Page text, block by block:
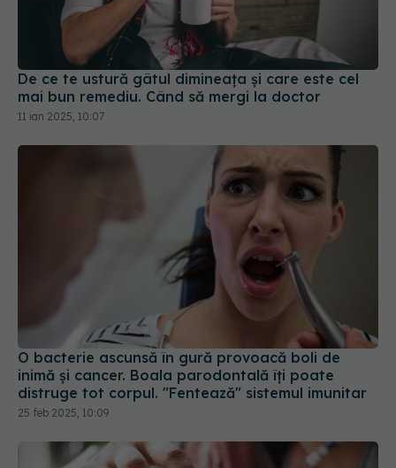
De ce te ustură gâtul dimineața și care este cel
mai bun remediu. Când să mergi la doctor
11 ian 2025, 10:07
O bacterie ascunsă în gură provoacă boli de
inimă și cancer. Boala parodontală îți poate
distruge tot corpul. "Fentează" sistemul imunitar
25 feb 2025, 10:09